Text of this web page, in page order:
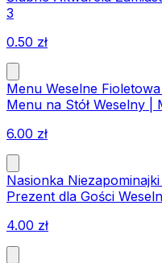
3
0.50 zł
Menu Weselne
Menu na Stół Weselny |
6.00 zł
Nasionka Niezapominajki
Prezent dla Gości
4.00 zł